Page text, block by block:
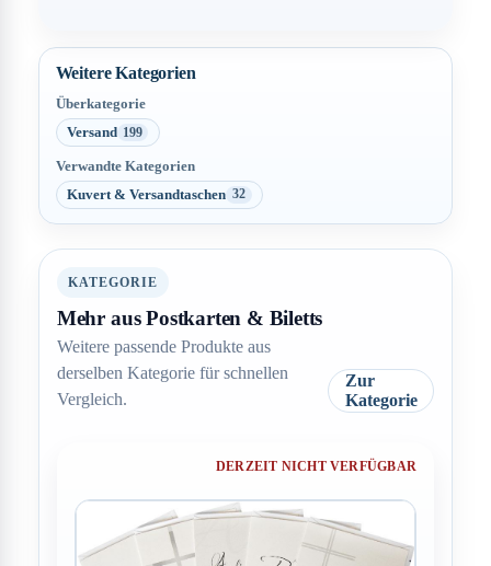
Weitere Kategorien
Überkategorie
Versand 199
Verwandte Kategorien
Kuvert & Versandtaschen 32
KATEGORIE
Mehr aus Postkarten & Biletts
Weitere passende Produkte aus
derselben Kategorie für schnellen
Vergleich.
Zur
Kategorie
DERZEIT NICHT VERFÜGBAR